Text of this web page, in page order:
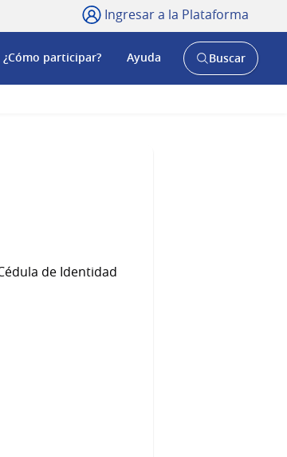
Ingresar a la Plataforma
¿Cómo participar? Ayuda
AbrirBuscar
de Identidad